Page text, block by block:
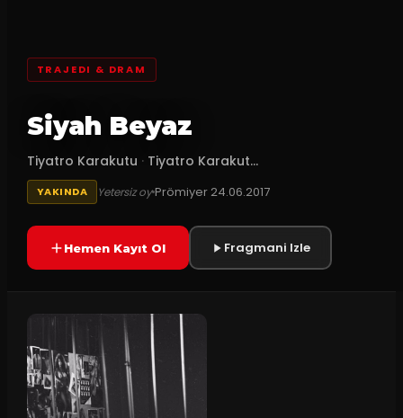
TRAJEDI & DRAM
Siyah Beyaz
Tiyatro Karakutu · Tiyatro Karakut...
YAKINDA Yetersiz oyPrömiyer 24.06.2017
Hemen Kayıt Ol Fragmani Izle